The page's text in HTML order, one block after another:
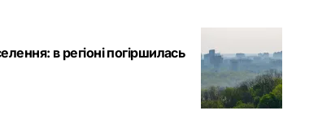
в регіоні погіршилась